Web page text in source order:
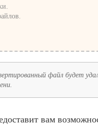
файл будет
вам